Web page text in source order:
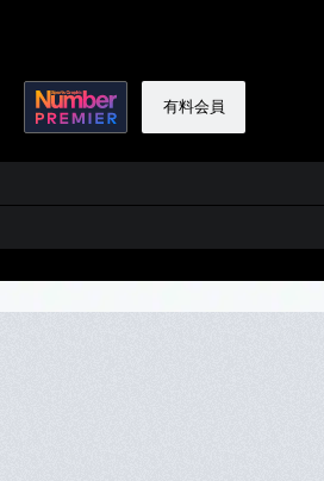
有料会員